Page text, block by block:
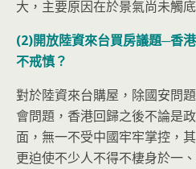
大，主要原因在於景氣尚未觸
(2)開放陸資來台買房議題─香
不戒慎？
對於陸資來台購屋，除國安問
會問題，香港回歸之後不論是
面，無一不受中國牢牢掌控，
更迫使不少人不得不棲身於一